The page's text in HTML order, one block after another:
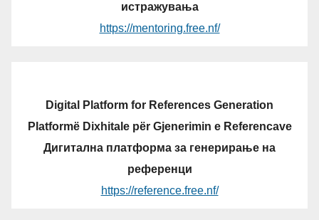
истражувања
https://mentoring.free.nf/
Digital Platform for References Generation
Platformë Dixhitale për Gjenerimin e Referencave
Дигитална платформа за генерирање на
референци
https://reference.free.nf/